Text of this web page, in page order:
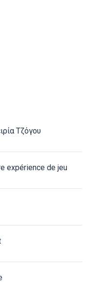
Τζόγου
expérience de jeu